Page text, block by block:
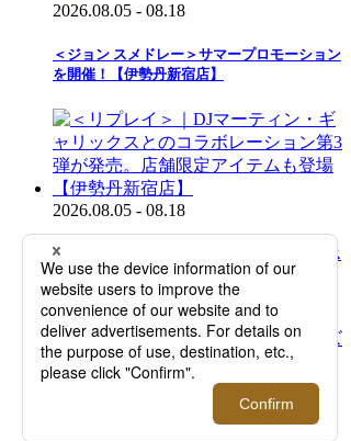
2026.08.05 - 08.18
＜ジョン スメドレー＞サマープロモーション
を開催！【伊勢丹新宿店】
2026.08.05 - 08.18
＜リプレイ＞｜DJマーティン・ギャリックス
とのコラボレーション第3弾が発売。店舗限
定アイテムも登場【伊勢丹新宿店】